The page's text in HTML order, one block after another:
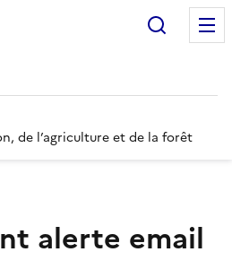
de l’agriculture et de la forêt
alerte email